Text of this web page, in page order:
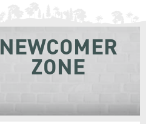
NEWCOMER
ZONE